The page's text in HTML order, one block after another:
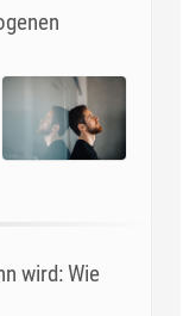
wird: Wie